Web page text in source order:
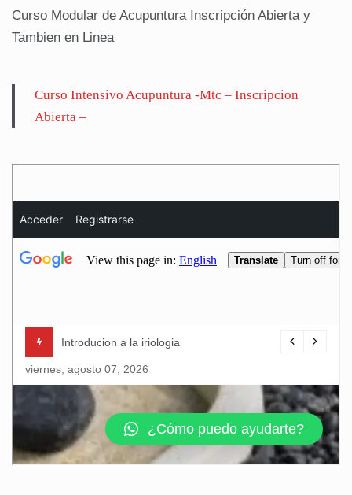
Curso Modular de Acupuntura Inscripción Abierta y
Tambien en Linea
Curso Intensivo Acupuntura -Mtc – Inscripcion
Abierta –